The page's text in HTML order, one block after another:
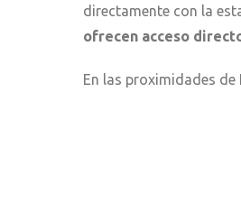
directamente con la
ofrecen acceso
En las proximidades de